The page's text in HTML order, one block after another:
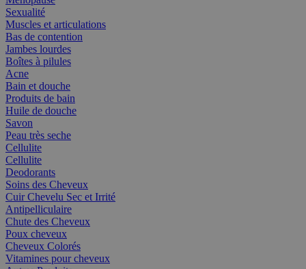
Sexualité
Muscles et articulations
Bas de contention
Jambes lourdes
Boîtes à pilules
Acne
Bain et douche
Produits de bain
Huile de douche
Savon
Peau très seche
Cellulite
Cellulite
Deodorants
Soins des Cheveux
Cuir Chevelu Sec et Irrité
Antipelliculaire
Chute des Cheveux
Poux cheveux
Cheveux Colorés
Vitamines pour cheveux